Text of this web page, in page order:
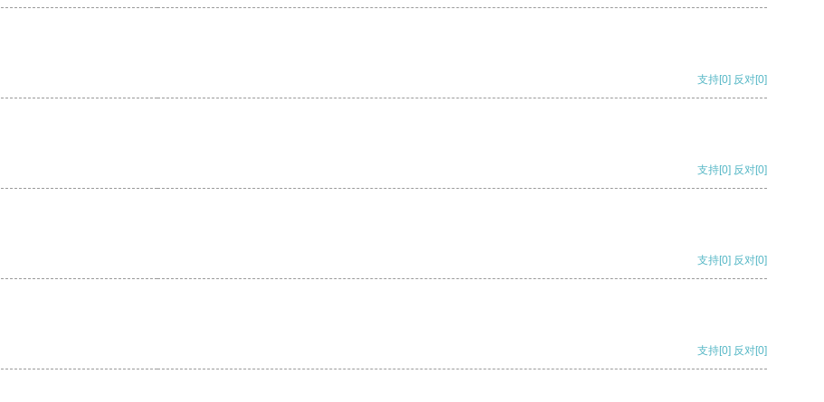
支持[0] 反对[0]
支持[0] 反对[0]
支持[0] 反对[0]
支持[0] 反对[0]